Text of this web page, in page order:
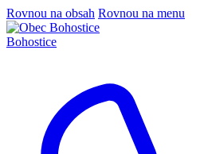
Rovnou na obsah Rovnou na menu
Bohostice